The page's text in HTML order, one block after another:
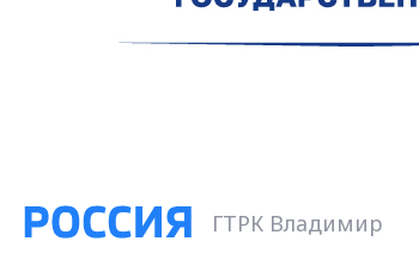
ГТРК Владимир